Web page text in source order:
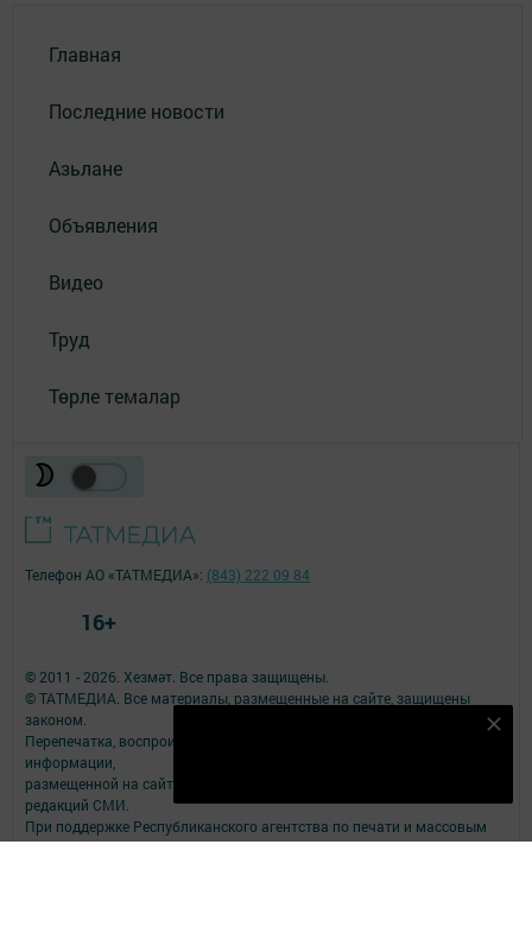
Главная
Последние новости
Азьлане
Объявления
Видео
Труд
Төрле темалар
© 2011 - 2026. Хезмәт. Все права защищены.
© ТАТМЕДИА. Все материалы, размещенные на сайте, защищены
законом.
Перепечатка, воспроизведение и распространение в любом объеме
информации,
размещенной на сайте, возможна только с письменного согласия
редакций СМИ.
При поддержке Республиканского агентства по печати и массовым
коммуникациям.
Телефон АО «ТАТМЕДИА»: (843) 222 09 84
16+